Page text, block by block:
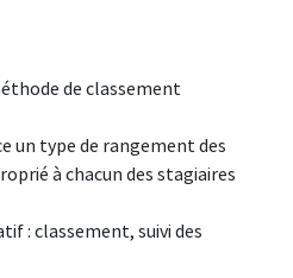
de classement
un type de rangement des
à chacun des stagiaires
: classement, suivi des